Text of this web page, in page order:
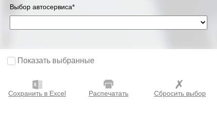
Нижний Новгород
Новосибирск
Оренбург
Выбор автосервиса*
Показать выбранные
Сохранить в Excel Распечатать Сбросить выбор